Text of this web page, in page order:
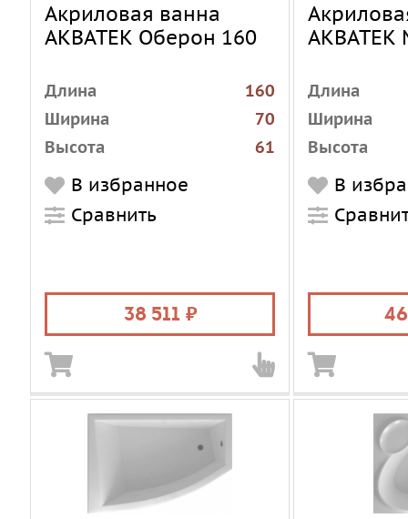
Акриловая ванна
АКВАТЕК Оберон 160
Длина
160
Ширина
70
Высота
61
Установка
Форма
Материал
Объем, л
195
В избранное
Сравнить
38 511
АКВАТЕК
Длина
Ширина
Высота
Установка
Форма
В